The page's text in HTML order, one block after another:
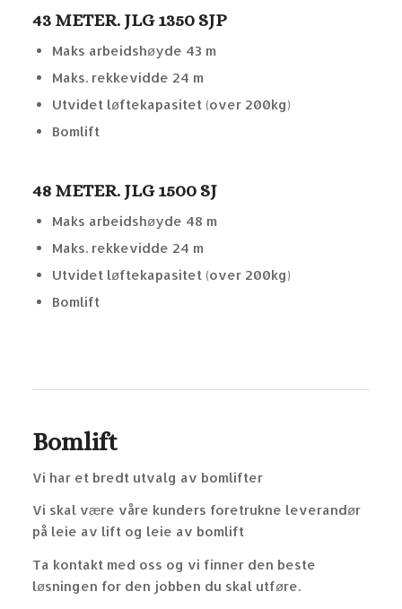
43 METER. JLG 1350 SJP
Maks arbeidshøyde 43 m
Maks. rekkevidde 24 m
Utvidet løftekapasitet (over 200kg)
Bomlift
48 METER. JLG 1500 SJ
Maks arbeidshøyde 48 m
Maks. rekkevidde 24 m
Utvidet løftekapasitet (over 200kg)
Bomlift
Bomlift
Vi har et bredt utvalg av bomlifter
Vi skal være våre kunders foretrukne leverandør
på leie av lift og leie av bomlift
Ta kontakt med oss og vi finner den beste
løsningen for den jobben du skal utføre.